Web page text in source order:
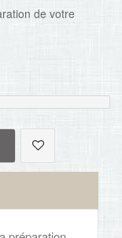
de votre